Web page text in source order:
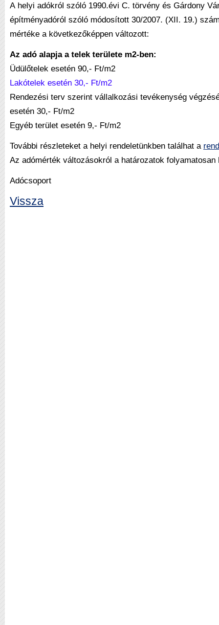
Ahelyi adókról szóló 1990.évi C. törvény és Gárdony
építményadóról szóló módosított 30/2007. (XII. 19.)
mértéke a következőképpen változott:
Az adó alapja a telek területe m2-ben:
Üdülőtelek esetén 90,- Ft/m2
Lakótelek esetén 30,- Ft/m2
Rendezési terv szerint vállalkozási tevékenység
esetén 30,- Ft/m2
Egyéb terület esetén 9,- Ft/m2
További részleteket a helyi rendeletünkben találhat a
Az adómérték változásokról a határozatok
Adócsoport
Vissza